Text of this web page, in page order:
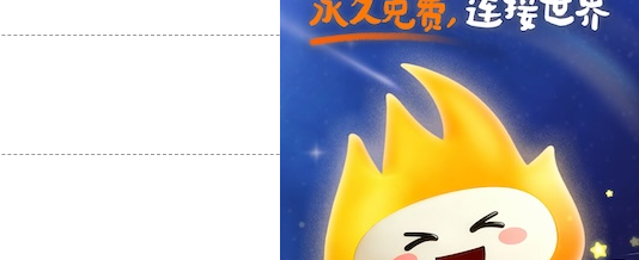
支持 [0] 反对[0]
支持[0] 反对
支持[0] 反对[0]